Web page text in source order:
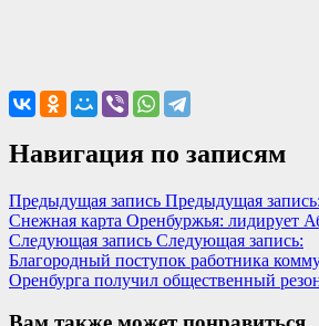
Навигация по записям
Предыдущая запись Предыдущая запись:
Снежная карта Оренбуржья: лидирует
Следующая запись Следующая запись:
Благородный поступок работника
Оренбурга получил общественный